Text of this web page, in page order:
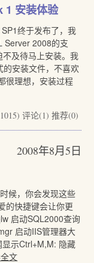
1 安装体验
终于发布了，我
Server 2008的支
及待马上安装。我
安装文件，不喜欢
很理想，安装过程
评论(1) 推荐(0)
2008年8月5日
候，你会发现这些
的快捷键会让你更
启动SQL2000查询
启动IIS管理器大
示Ctrl+M,M: 隐藏
文